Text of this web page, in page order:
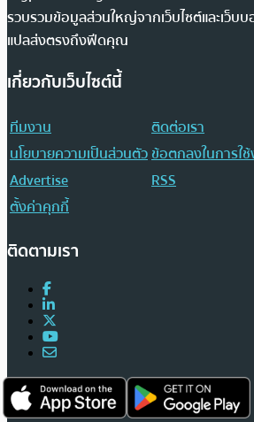
รวบรวมข้อมูลส่วนใหญ่จากเว็บไซต์และเว็บบ
แปลส่งตรงถึงฟีดคุณ
เกี่ยวกับเว็บไซต์นี้
ทีมงาน
ติดต่อเรา
นโยบายความเป็นส่วนตัวข้อตกลงในการใ
Advertise
RSS
ตั้งค่าคุกกี้
ติดตามเรา